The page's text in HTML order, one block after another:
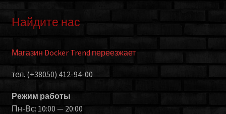
Найдите нас
Магазин Docker Trend переезжает
тел. (+38050) 412-94-00
Режим работы
Пн-Вс: 10:00 — 20:00